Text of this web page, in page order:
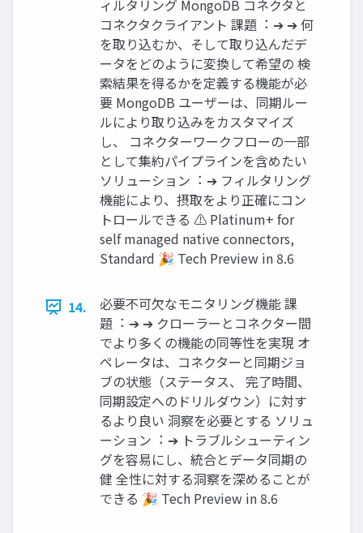
ィルタリング MongoDB コネクタと
コネクタクライアント 課題︓ ➔ ➔ 何
を取り込むか、そして取り込んだデ
ータをどのように変換して希望の 検
索結果を得るかを定義する機能が必
要 MongoDB ユーザーは、同期ルー
ルにより取り込みをカスタマイズ
し、 コネクターワークフローの⼀部
として集約パイプラインを含めたい
ソリューション︓ ➔ フィルタリング
機能により、摂取をより正確にコン
トロールできる ⚠ Platinum+ for
self managed native connectors,
Standard 🎉 Tech Preview in 8.6
14.
必要不可⽋なモニタリング機能 課
題︓ ➔ ➔ クローラーとコネクター間
でより多くの機能の同等性を実現 オ
ペレータは、コネクターと同期ジョ
ブの状態（ステータス、 完了時間、
同期設定へのドリルダウン）に対す
るより良い 洞察を必要とする ソリュ
ーション︓ ➔ トラブルシューティン
グを容易にし、統合とデータ同期の
健 全性に対する洞察を深めることが
できる 🎉 Tech Preview in 8.6